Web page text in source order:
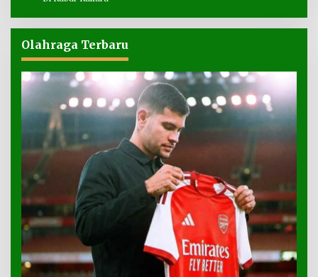
Olahraga Terbaru